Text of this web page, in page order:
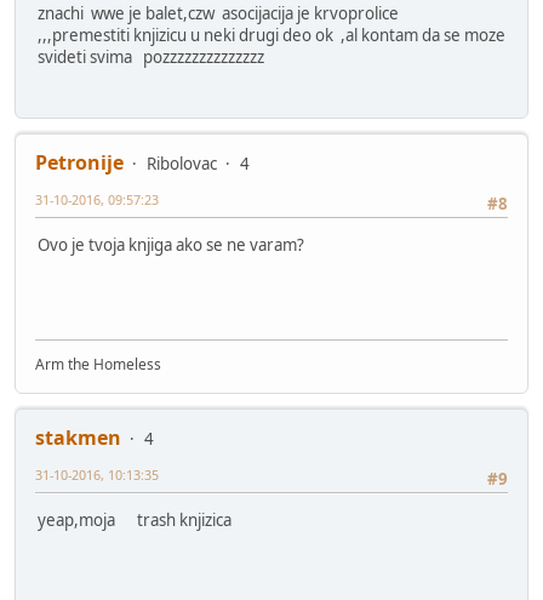
znachi wwe je balet,czw asocijacija je krvoprolice
,,,premestiti knjizicu u neki drugi deo ok ,al kontam da se moze
svideti svima pozzzzzzzzzzzzzz
Petronije Ribolovac
4
#8
31-10-2016, 09:57:23
Ovo je tvoja knjiga ako se ne varam?
Arm the Homeless
stakmen
4
#9
31-10-2016, 10:13:35
yeap,moja trash knjizica